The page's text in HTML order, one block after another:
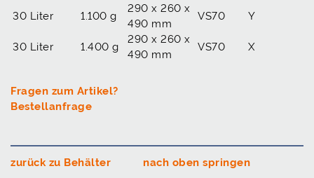
30 Liter 1.100 g
290 x 260 x
490 mm
VS70 Y
30 Liter 1.400 g
290 x 260 x
490 mm
VS70 X
Fragen zum Artikel?
Bestellanfrage
zurück zu Behälter nach oben springen